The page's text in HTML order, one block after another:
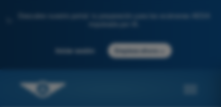
Descubre nuestro portal: tu preparación para los exámenes AESA
Iniciar sesión Empieza ahora